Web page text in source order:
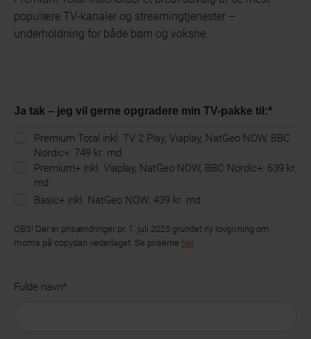
populære TV-kanaler og streamingtjenester –
underholdning for både børn og voksne.
Ja tak – jeg vil gerne opgradere min TV-pakke til:*
Premium Total inkl. TV 2 Play, Viaplay, NatGeo NOW, BBC
Nordic+: 749 kr. md.
Premium+ inkl. Viaplay, NatGeo NOW, BBC Nordic+: 639 kr.
md.
Basic+ inkl. NatGeo NOW: 439 kr. md.
OBS! Der er prisændringer pr. 1. juli 2025 grundet ny lovgivning om
moms på copydan vederlaget. Se priserne her
Fulde navn*